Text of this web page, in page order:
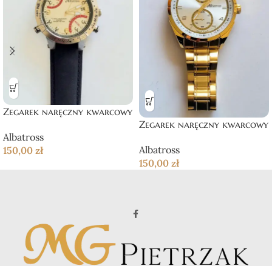
Zegarek naręczny kwarcowy
Albatross
150,00 zł
Zegarek naręczny kwarcowy
Albatross
150,00 zł